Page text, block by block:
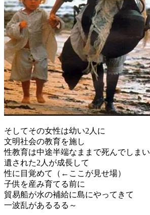
そしてその女性は幼い2人に
文明社会の教育を施し
性教育は中途半端なままで死んでしまい
遺された2人が成長して
性に目覚めて（←ここが見せ場）
子供を産み育てる前に
貿易船が水の補給に島にやってきて
一波乱があるるる～